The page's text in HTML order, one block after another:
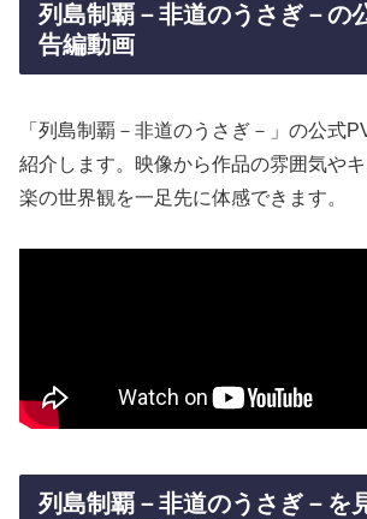
列島制覇－非道のうさぎ－の
告編動画
「列島制覇－非道のうさぎ－」の公式
紹介します。映像から作品の雰囲気や
楽の世界観を一足先に体感できます。
列島制覇－非道のうさぎ－を